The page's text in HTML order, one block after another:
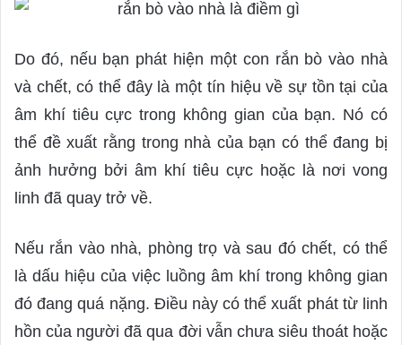
Do đó, nếu bạn phát hiện một con rắn bò vào nhà
và chết, có thể đây là một tín hiệu về sự tồn tại của
âm khí tiêu cực trong không gian của bạn. Nó có
thể đề xuất rằng trong nhà của bạn có thể đang bị
ảnh hưởng bởi âm khí tiêu cực hoặc là nơi vong
linh đã quay trở về.
Nếu rắn vào nhà, phòng trọ và sau đó chết, có thể
là dấu hiệu của việc luồng âm khí trong không gian
đó đang quá nặng. Điều này có thể xuất phát từ linh
hồn của người đã qua đời vẫn chưa siêu thoát hoặc